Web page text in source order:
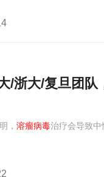
/浙大/复旦团队
， 溶瘤病毒治疗会导致中